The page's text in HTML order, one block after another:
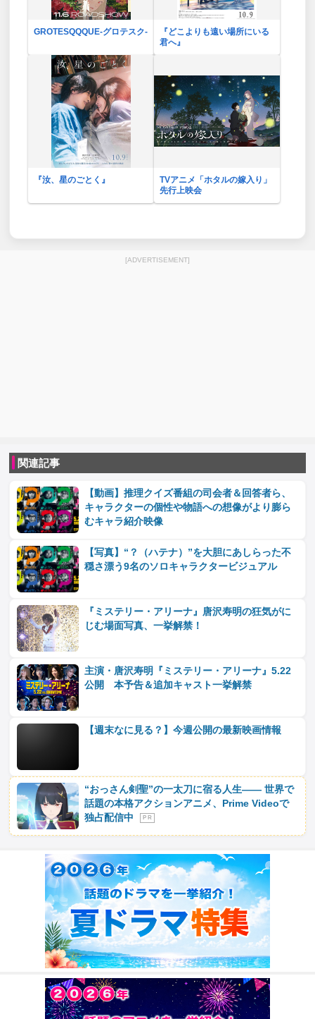
GROTESQQQUE-グロテスク-
『どこよりも遠い場所にいる
君へ』
『汝、星のごとく』
TVアニメ「ホタルの嫁入り」
先行上映会
[ADVERTISEMENT]
関連記事
【動画】推理クイズ番組の司会者＆回答者ら、
キャラクターの個性や物語への想像がより膨ら
むキャラ紹介映像
【写真】“？（ハテナ）”を大胆にあしらった不
穏さ漂う9名のソロキャラクタービジュアル
『ミステリー・アリーナ』唐沢寿明の狂気がに
じむ場面写真、一挙解禁！
主演・唐沢寿明『ミステリー・アリーナ』5.22
公開 本予告＆追加キャスト一挙解禁
【週末なに見る？】今週公開の最新映画情報
“おっさん剣聖”の一太刀に宿る人生―― 世界で
話題の本格アクションアニメ、Prime Videoで
独占配信中
P R